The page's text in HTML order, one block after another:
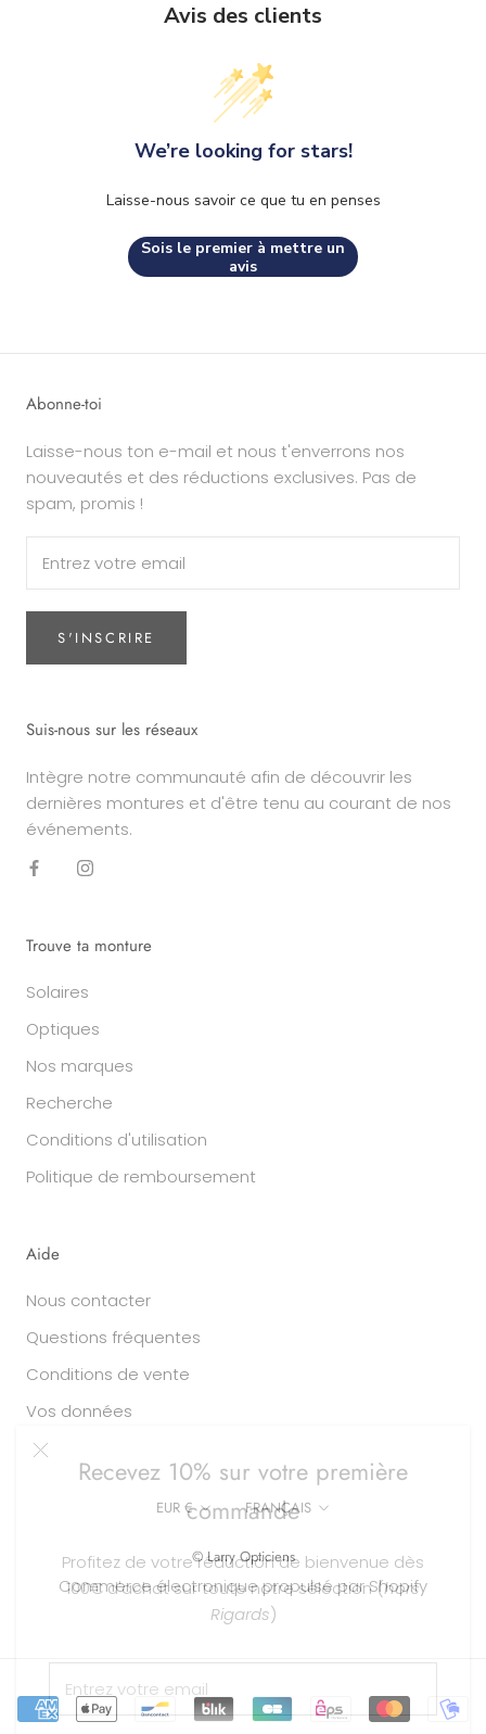
commande
100€ d'achat sur toute notre sélection (hors
Rigards)
Avis des clients
We’re looking for stars!
Laisse-nous savoir ce que tu en penses
Sois le premier à mettre un
avis
Abonne-toi
Laisse-nous ton e-mail et nous t'enverrons nos
nouveautés et des réductions exclusives. Pas de
spam, promis !
S'INSCRIRE
Suis-nous sur les réseaux
Intègre notre communauté afin de découvrir les
dernières montures et d'être tenu au courant de nos
événements.
Trouve ta monture
Solaires
Optiques
Nos marques
Recherche
Conditions d'utilisation
Politique de remboursement
Aide
Nous contacter
Questions fréquentes
Conditions de vente
Vos données
Devise
EUR € Langue
FRANÇAIS
© Larry Opticiens
Commerce électronique propulsé par Shopify